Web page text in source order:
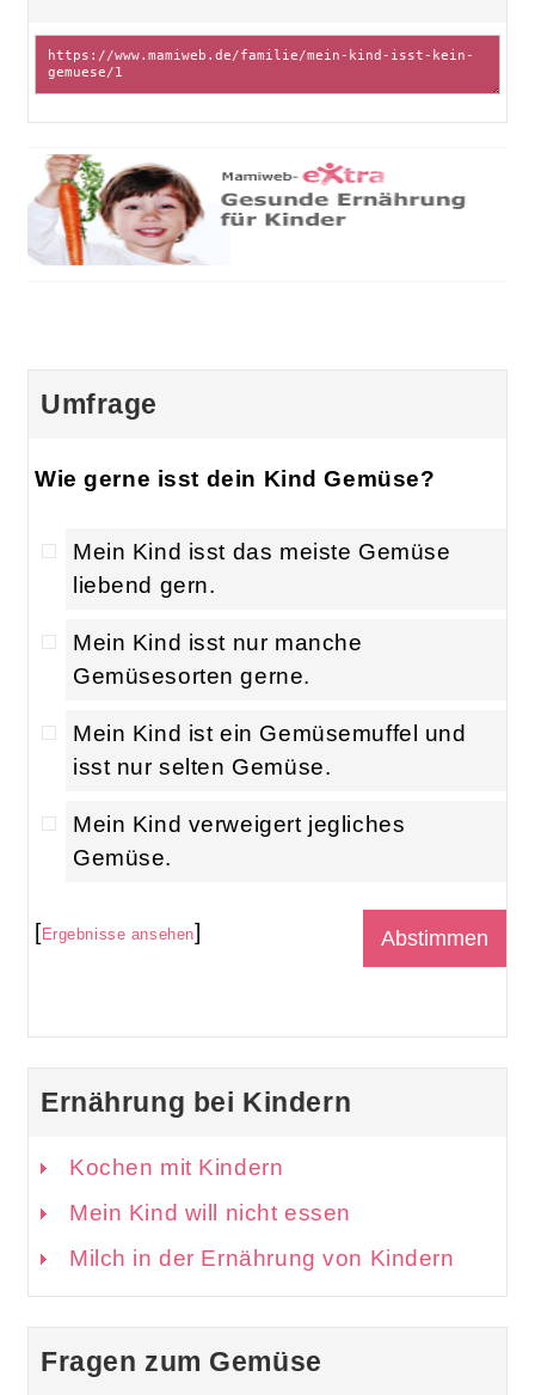
Umfrage
Wie gerne isst dein Kind Gemüse?
Mein Kind isst das meiste Gemüse
liebend gern.
Mein Kind isst nur manche
Gemüsesorten gerne.
Mein Kind ist ein Gemüsemuffel und
isst nur selten Gemüse.
Mein Kind verweigert jegliches
Gemüse.
[Ergebnisse ansehen]
Ernährung bei Kindern
Kochen mit Kindern
Mein Kind will nicht essen
Milch in der Ernährung von Kindern
Fragen zum Gemüse